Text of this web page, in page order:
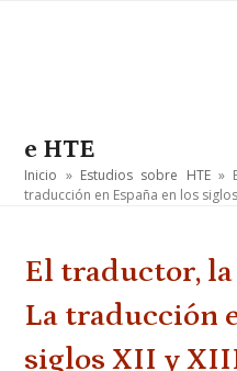
e HTE
Inicio » Estudios sobre HTE»
traducción en España en los
El traductor,
La traducción
siglos XII y